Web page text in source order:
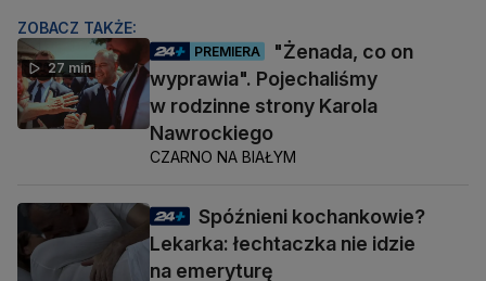
ZOBACZ TAKŻE:
27 min
PREMIERA
"Żenada, co on
wyprawia". Pojechaliśmy
w rodzinne strony Karola
Nawrockiego
CZARNO NA BIAŁYM
Spóźnieni kochankowie?
Lekarka: łechtaczka nie idzie
na emeryturę